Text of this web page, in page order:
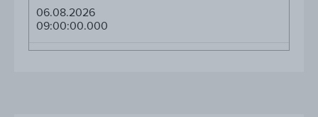
06.08.2026
09:00:00.000